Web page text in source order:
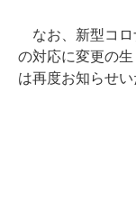
なお、新型コロ
の対応に変更の
は再度お知らせい